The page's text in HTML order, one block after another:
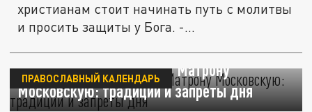
христианам стоит начинать путь с молитвы
и просить защиты у Бога. -...
2 мая православные чтят Матрону
Московскую: традиции и запреты дня
ПРАВОСЛАВНЫЙ КАЛЕНДАРЬ